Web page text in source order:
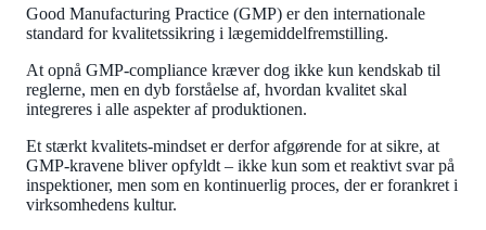
Good Manufacturing Practice (GMP) er den internationale
standard for kvalitetssikring i lægemiddelfremstilling.
At opnå GMP-compliance kræver dog ikke kun kendskab til
reglerne, men en dyb forståelse af, hvordan kvalitet skal
integreres i alle aspekter af produktionen.
Et stærkt kvalitets-mindset er derfor afgørende for at sikre, at
GMP-kravene bliver opfyldt – ikke kun som et reaktivt svar på
inspektioner, men som en kontinuerlig proces, der er forankret i
virksomhedens kultur.